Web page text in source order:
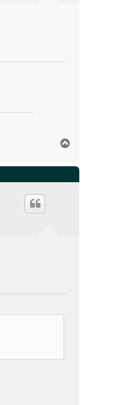
ş
a